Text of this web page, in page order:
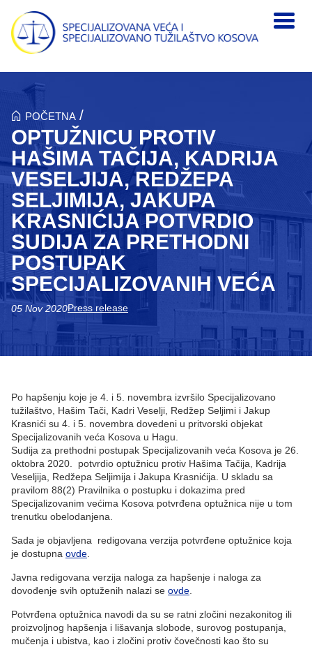
Skip to main content
POČETNA /
OPTUŽNICU PROTIV
HAŠIMA TAČIJA, KADRIJA
VESELJIJA, REDŽEPA
SELJIMIJA, JAKUPA
KRASNIĆIJA POTVRDIO
SUDIJA ZA PRETHODNI
POSTUPAK
SPECIJALIZOVANIH VEĆA
05 Nov 2020Press release
Po hapšenju koje je 4. i 5. novembra izvršilo Specijalizovano
tužilaštvo, Hašim Tači, Kadri Veselji, Redžep Seljimi i Jakup
Krasnići su 4. i 5. novembra dovedeni u pritvorski objekat
Specijalizovanih veća Kosova u Hagu.
Sudija za prethodni postupak Specijalizovanih veća Kosova je 26.
oktobra 2020. potvrdio optužnicu protiv Hašima Tačija, Kadrija
Veseljija, Redžepa Seljimija i Jakupa Krasnićija. U skladu sa
pravilom 88(2) Pravilnika o postupku i dokazima pred
Specijalizovanim većima Kosova potvrđena optužnica nije u tom
trenutku obelodanjena.
Sada je objavljena redigovana verzija potvrđene optužnice koja
je dostupna ovde
Javna redigovana verzija naloga za hapšenje i naloga za
dovođenje svih optuženih nalazi se ovde
Potvrđena optužnica navodi da su se ratni zločini nezakonitog ili
proizvoljnog hapšenja i lišavanja slobode, surovog postupanja,
mučenja i ubistva, kao i zločini protiv čovečnosti kao što su